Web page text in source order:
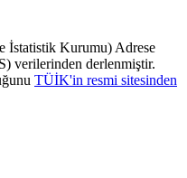
İstatistik Kurumu) Adrese
verilerinden derlenmiştir.
TÜİK'in resmi sitesinden